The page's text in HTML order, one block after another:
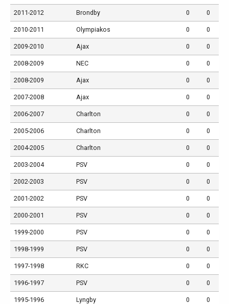
2011-2012 Brondby 0 0
2010-2011 Olympiakos 0 0
2009-2010 Ajax 0 0
2008-2009 NEC 0 0
2008-2009 Ajax 0 0
2007-2008 Ajax 0 0
2006-2007 Charlton 0 0
2005-2006 Charlton 0 0
2004-2005 Charlton 0 0
2003-2004 PSV 0 0
2002-2003 PSV 0 0
2001-2002 PSV 0 0
2000-2001 PSV 0 0
1999-2000 PSV 0 0
1998-1999 PSV 0 0
1997-1998 RKC 0 0
1996-1997 PSV 0 0
1995-1996 Lyngby 0 0